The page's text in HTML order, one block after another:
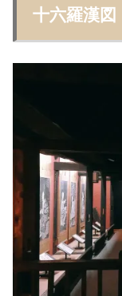
十六羅漢図